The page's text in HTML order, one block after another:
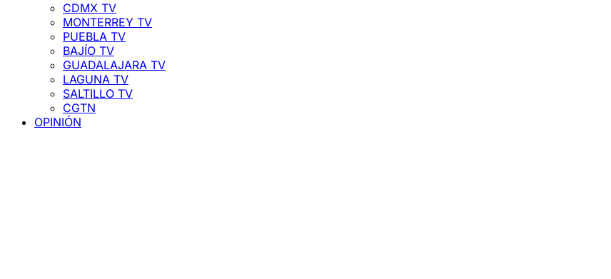
CDMX TV
MONTERREY TV
PUEBLA TV
BAJÍO TV
GUADALAJARA TV
LAGUNA TV
SALTILLO TV
CGTN
OPINIÓN